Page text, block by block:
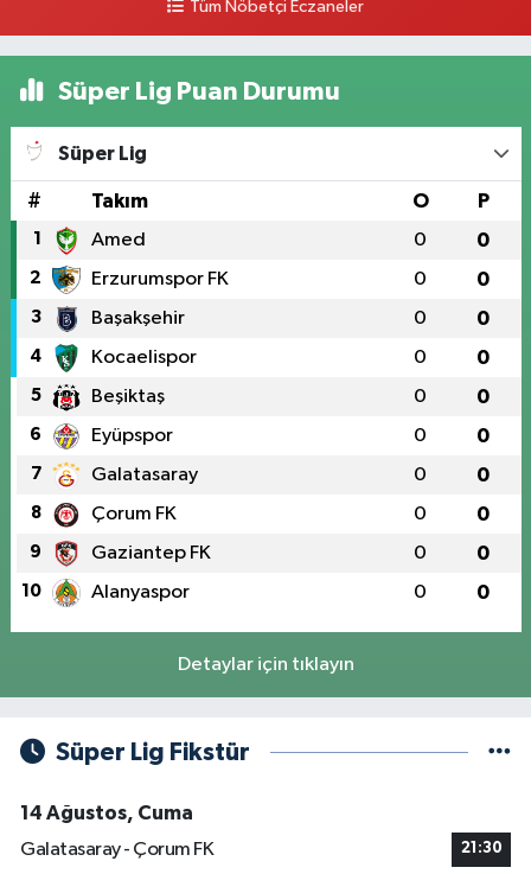
Tüm Nöbetçi Eczaneler
Süper Lig Puan Durumu
Süper Lig
# Takım O P
1 Amed 0 0
2 Erzurumspor FK 0 0
3 Başakşehir 0 0
4 Kocaelispor 0 0
5 Beşiktaş 0 0
6 Eyüpspor 0 0
7 Galatasaray 0 0
8 Çorum FK 0 0
9 Gaziantep FK 0 0
10 Alanyaspor 0 0
Detaylar için tıklayın
Süper Lig Fikstür
14 Ağustos, Cuma
Galatasaray - Çorum FK
21:30